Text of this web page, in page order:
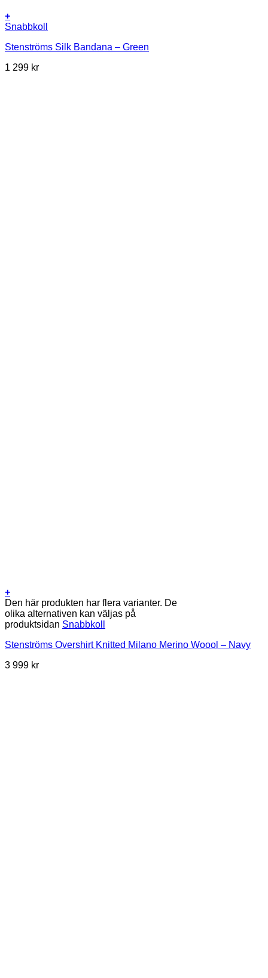
+
Snabbkoll
Stenströms Silk Bandana – Green
1 299 kr
+
Den här produkten har flera varianter. De
olika alternativen kan väljas på
produktsidan Snabbkoll
Stenströms Overshirt Knitted Milano Merino Woool – Navy
3 999 kr